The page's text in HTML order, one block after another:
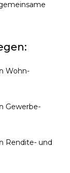
Wohn-
Gewerbe-
Rendite- und